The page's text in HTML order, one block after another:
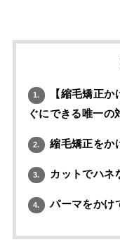
1.
【縮毛矯正か
ぐにできる唯一の
2. 縮毛矯正をか
3. カットでハネ
4. パーマをかけ